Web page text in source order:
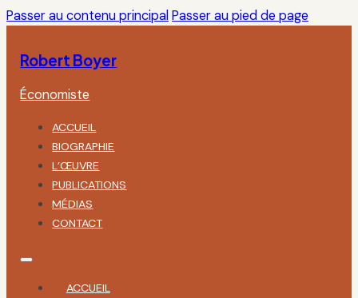
Passer au contenu principal Passer au pied de page
Robert Boyer
Économiste
ACCUEIL
BIOGRAPHIE
L’ŒUVRE
PUBLICATIONS
MÉDIAS
CONTACT
ACCUEIL